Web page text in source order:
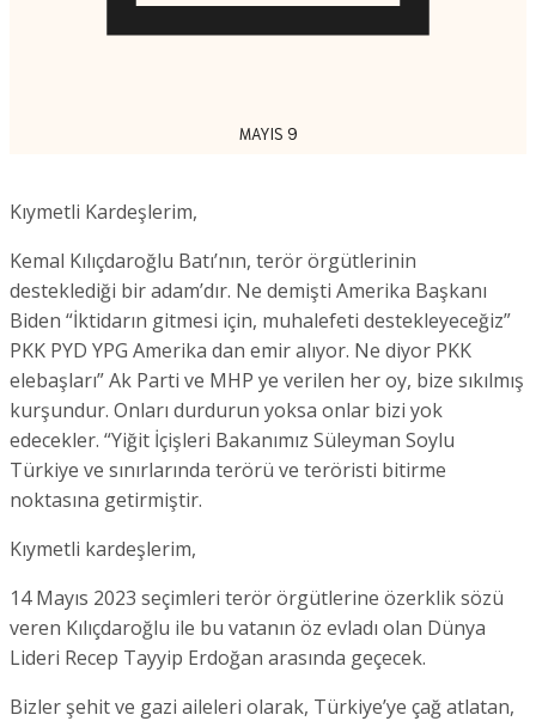
MAYIS 9
Kıymetli Kardeşlerim,
Kemal Kılıçdaroğlu Batı’nın, terör örgütlerinin
desteklediği bir adam’dır. Ne demişti Amerika Başkanı
Biden “İktidarın gitmesi için, muhalefeti destekleyeceğiz”
PKK PYD YPG Amerika dan emir alıyor. Ne diyor PKK
elebaşları” Ak Parti ve MHP ye verilen her oy, bize sıkılmış
kurşundur. Onları durdurun yoksa onlar bizi yok
edecekler. “Yiğit İçişleri Bakanımız Süleyman Soylu
Türkiye ve sınırlarında terörü ve teröristi bitirme
noktasına getirmiştir.
Kıymetli kardeşlerim,
14 Mayıs 2023 seçimleri terör örgütlerine özerklik sözü
veren Kılıçdaroğlu ile bu vatanın öz evladı olan Dünya
Lideri Recep Tayyip Erdoğan arasında geçecek.
Bizler şehit ve gazi aileleri olarak, Türkiye’ye çağ atlatan,